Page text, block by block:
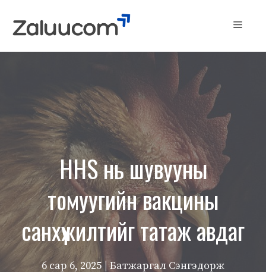
Menu
HHS нь шувууны
томуугийн вакцины
санхүүжилтийг татаж авдаг
6 сар 6, 2025 | Батжаргал Сэнгэдорж